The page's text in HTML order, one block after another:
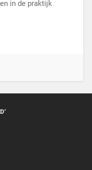
in de praktijk